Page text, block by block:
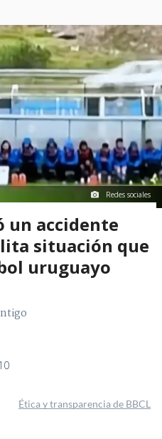
Redes sociales
un accidente
situación que
uruguayo
Ética y transparencia de BBCL